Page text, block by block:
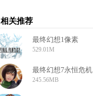
相关推荐
最终幻想1像素
529.01M
最终幻想7永恒危机
245.56MB